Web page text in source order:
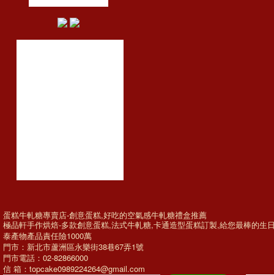
蛋糕牛軋糖專賣店-創意蛋糕,好吃的空氣感牛軋糖禮盒推薦
極品軒手作烘焙-多款創意蛋糕,法式牛軋糖,卡通造型蛋糕訂製,給您最棒的生
泰產物產品責任險1000萬
門市：新北市蘆洲區永樂街38巷67弄1號
門市電話：02-82866000
信 箱：topcake0989224264@gmail.com